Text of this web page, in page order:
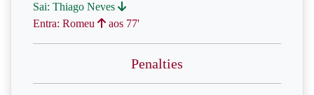
Sai: Thiago Neves
Entra: Romeu
aos 77'
Penalties